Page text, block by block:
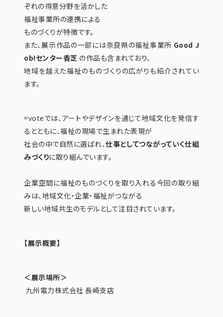
ぞれの得意分野を活かした
福祉事業所の連携による
ものづくりが特徴です。
また、展示作品の一部には奈良県の福祉事業所 Good J
ob!センター香芝 の作品も含まれており、
地域を越えた福祉のものづくりの広がりも紹介されてい
ます。
=voteでは、アートやデザインを通じて地域文化を発信す
るとともに、福祉の現場で生まれた表現が
社会の中で自然に選ばれ、仕事としてつながっていく仕組
みづくりに取り組んでいます。
企業空間に福祉のものづくりを取り入れる今回の取り組
みは、地域文化・企業・福祉がつながる
新しい地域共生のモデルとして注目されています。
【展示概要】
＜展示場所＞
九州電力株式会社 長崎支店